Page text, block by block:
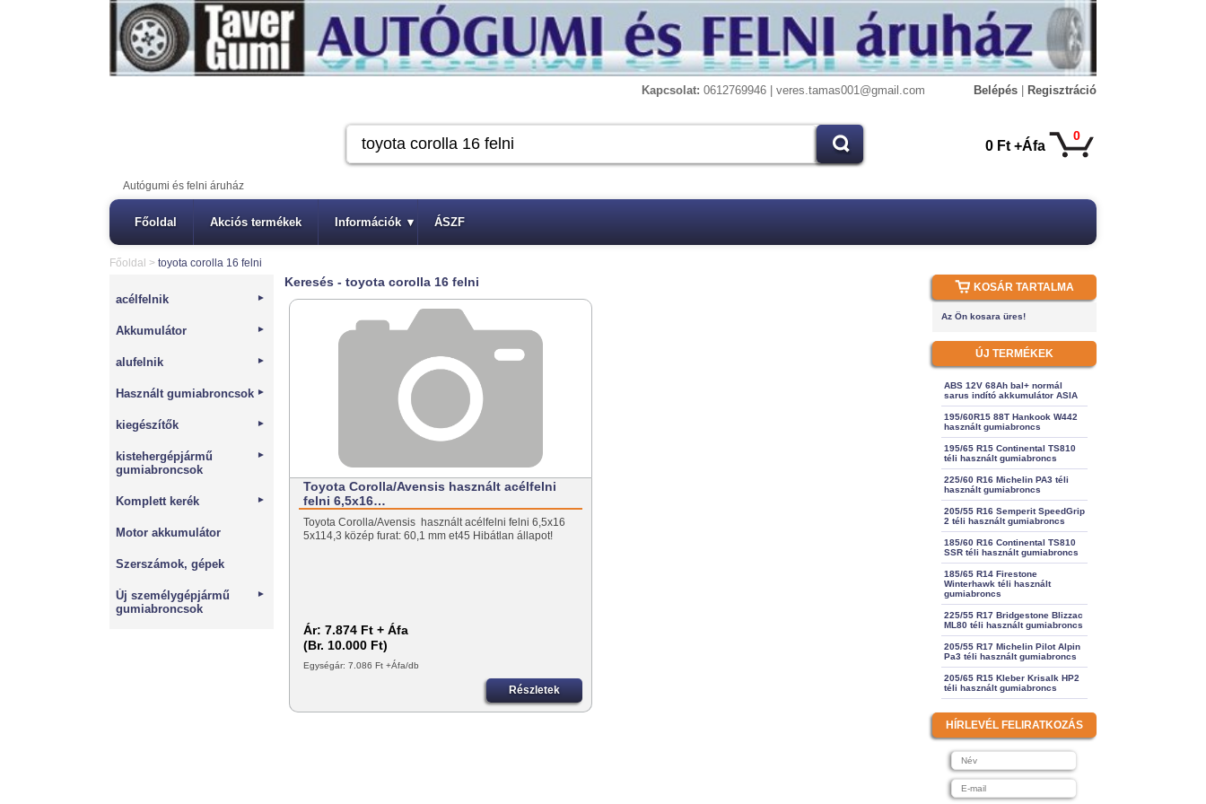
Kapcsolat: 0612769946 | veres.tamas001@gmail.com Belépés Regisztráció
0
0 Ft +Áfa
Autógumi és felni áruház
Főoldal Akciós termékek Információk ▾ ÁSZF
Főoldal > toyota corolla 16 felni
acélfelnik ►
Akkumulátor ►
alufelnik ►
Használt gumiabroncsok ►
kiegészítők ►
kistehergépjármű
gumiabroncsok
►
Komplett kerék ►
Motor akkumulátor
Szerszámok, gépek
Új személygépjármű
gumiabroncsok
►
Keresés - toyota corolla 16 felni
Toyota Corolla/Avensis használt acélfelni
felni 6,5x16…
Toyota Corolla/Avensis használt acélfelni felni 6,5x16
5x114,3 közép furat: 60,1 mm et45 Hibátlan állapot!
Ár: 7.874 Ft + Áfa
(Br. 10.000 Ft)
Egységár: 7.086 Ft +Áfa/db
Részletek
KOSÁR TARTALMA
Az Ön kosara üres!
ÚJ TERMÉKEK
ABS 12V 68Ah bal+ normál
sarus indító akkumulátor ASIA
195/60R15 88T Hankook W442
használt gumiabroncs
195/65 R15 Continental TS810
téli használt gumiabroncs
225/60 R16 Michelin PA3 téli
használt gumiabroncs
205/55 R16 Semperit SpeedGrip
2 téli használt gumiabroncs
185/60 R16 Continental TS810
SSR téli használt gumiabroncs
185/65 R14 Firestone
Winterhawk téli használt
gumiabroncs
225/55 R17 Bridgestone Blizzac
ML80 téli használt gumiabroncs
205/55 R17 Michelin Pilot Alpin
Pa3 téli használt gumiabroncs
205/65 R15 Kleber Krisalk HP2
téli használt gumiabroncs
HÍRLEVÉL FELIRATKOZÁS